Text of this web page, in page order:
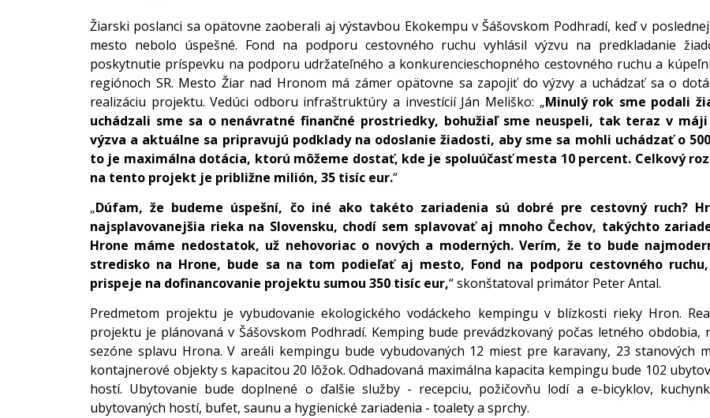
Žiarski poslanci sa opätovne zaoberali aj výstavbou Ekokempu v Šášovskom Podhradí, keď v
mesto nebolo úspešné. Fond na podporu cestovného ruchu vyhlásil výzvu na predkladanie
poskytnutie príspevku na podporu udržateľného a konkurencieschopného cestovného ruchu a
regiónoch SR. Mesto Žiar nad Hronom má zámer opätovne sa zapojiť do výzvy a uchádzať sa o
realizáciu projektu. Vedúci odboru infraštruktúry a investícií Ján Meliško: „Minulý rok sme podali
uchádzali sme sa o nenávratné finančné prostriedky, bohužiaľ sme neuspeli, tak teraz v máji
výzva a aktuálne sa pripravujú podklady na odoslanie žiadosti, aby sme sa mohli uchádzať o
to je maximálna dotácia, ktorú môžeme dostať, kde je spoluúčasť mesta 10 percent. Celkový
na tento projekt je približne milión, 35 tisíc eur.“
„Dúfam, že budeme úspešní, čo iné ako takéto zariadenia sú dobré pre cestovný ruch?
najsplavovanejšia rieka na Slovensku, chodí sem splavovať aj mnoho Čechov, takýchto
Hrone máme nedostatok, už nehovoriac o nových a moderných. Verím, že to bude
stredisko na Hrone, bude sa na tom podieľať aj mesto, Fond na podporu cestovného ruchu,
prispeje na dofinancovanie projektu sumou 350 tisíc eur,“ skonštatoval primátor Peter Antal.
Predmetom projektu je vybudovanie ekologického vodáckeho kempingu v blízkosti rieky Hron.
projektu je plánovaná v Šášovskom Podhradí. Kemping bude prevádzkovaný počas letného obdobia,
sezóne splavu Hrona. V areáli kempingu bude vybudovaných 12 miest pre karavany, 23 stanových
kontajnerové objekty s kapacitou 20 lôžok. Odhadovaná maximálna kapacita kempingu bude 102
hostí. Ubytovanie bude doplnené o ďalšie služby - recepciu, požičovňu lodí a e-bicyklov,
ubytovaných hostí, bufet, saunu a hygienické zariadenia - toalety a sprchy.